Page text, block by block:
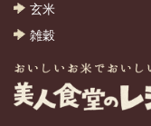
玄米
雑穀